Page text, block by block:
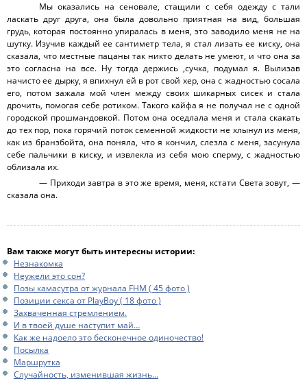
Мы оказались на сеновале, стащили с себя одежду с тали
ласкать друг друга, она была довольно приятная на вид, большая
грудь, которая постоянно упиралась в меня, это заводило меня не на
шутку. Изучив каждый ее сантиметр тела, я стал лизать ее киску, она
сказала, что местные пацаны так никто делать не умеют, и что она за
это согласна на все. Ну тогда держись ,сучка, подумал я. Вылизав
начисто ее дырку, я впихнул ей в рот свой хер, она с жадностью сосала
его, потом зажала мой член между своих шикарных сисек и стала
дрочить, помогая себе ротиком. Такого кайфа я не получал не с одной
городской прошмандовкой. Потом она оседлала меня и стала скакать
до тех пор, пока горячий поток семенной жидкости не хлынул из меня,
как из бранзбойта, она поняла, что я кончил, слезла с меня, засунула
себе пальчики в киску, и извлекла из себя мою сперму, с жадностью
облизала их.
— Приходи завтра в это же время, меня, кстати Света зовут, —
сказала она.
Вам также могут быть интересны истории:
Незнакомка
Неужели это сон?
Позы камасутра от журнала FHM ( 45 фото )
Позиции секса от PlayBoy ( 18 фото )
Захваченная стремлением.
И в твоей душе наступит май…
Как же надоело это бесконечное одиночество!
Посылка
Маршрутка
Случайность, изменившая жизнь…